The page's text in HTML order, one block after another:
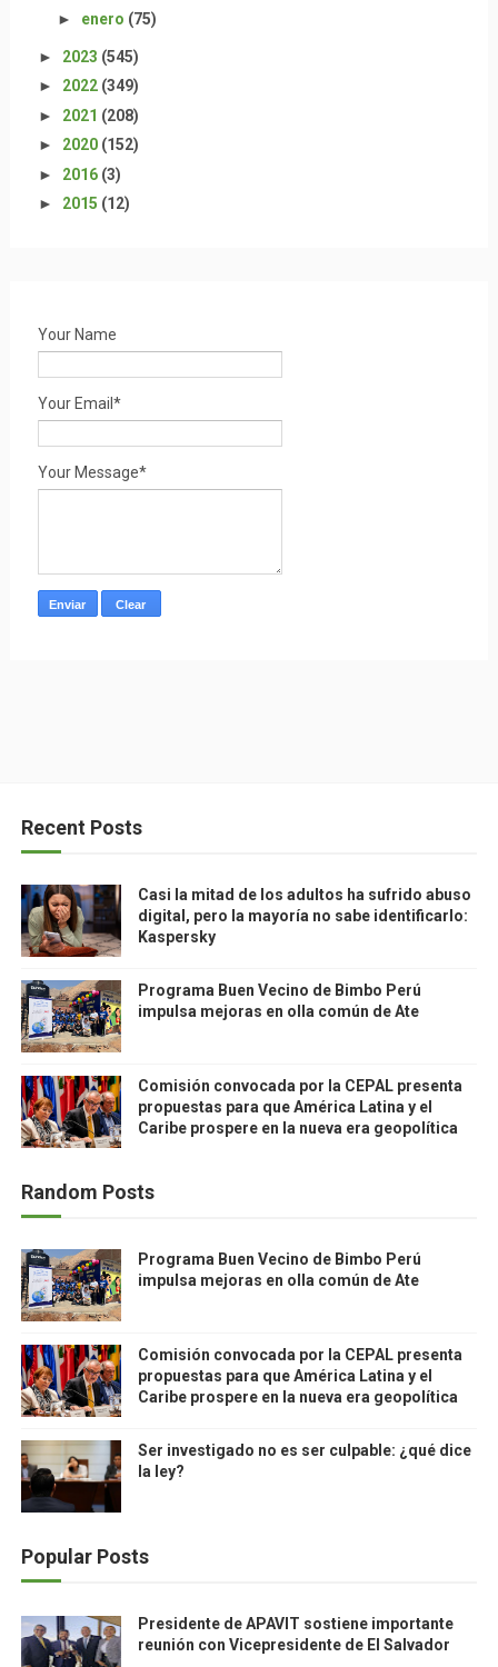
► enero (75)
► 2023 (545)
► 2022 (349)
► 2021 (208)
► 2020 (152)
► 2016 (3)
► 2015 (12)
Your Name
Your Email*
Your Message*
Recent Posts
Casi la mitad de los adultos ha sufrido abuso
digital, pero la mayoría no sabe identificarlo:
Kaspersky
Programa Buen Vecino de Bimbo Perú
impulsa mejoras en olla común de Ate
Comisión convocada por la CEPAL presenta
propuestas para que América Latina y el
Caribe prospere en la nueva era geopolítica
Random Posts
Programa Buen Vecino de Bimbo Perú
impulsa mejoras en olla común de Ate
Comisión convocada por la CEPAL presenta
propuestas para que América Latina y el
Caribe prospere en la nueva era geopolítica
Ser investigado no es ser culpable: ¿qué dice
la ley?
Popular Posts
Presidente de APAVIT sostiene importante
reunión con Vicepresidente de El Salvador